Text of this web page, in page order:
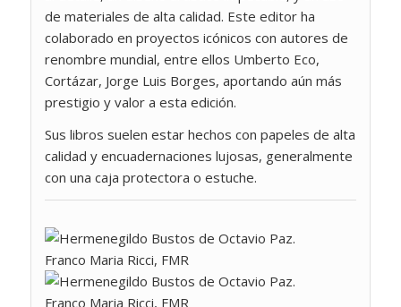
de materiales de alta calidad. Este editor ha
colaborado en proyectos icónicos con autores de
renombre mundial, entre ellos Umberto Eco,
Cortázar, Jorge Luis Borges, aportando aún más
prestigio y valor a esta edición.
Sus libros suelen estar hechos con papeles de alta
calidad y encuadernaciones lujosas, generalmente
con una caja protectora o estuche.